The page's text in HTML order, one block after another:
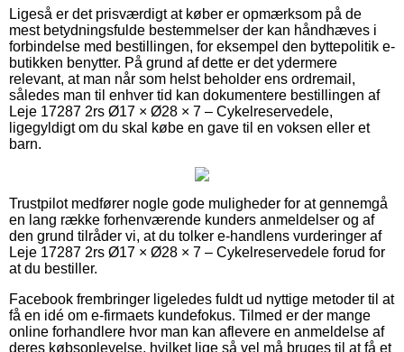
Ligeså er det prisværdigt at køber er opmærksom på de
mest betydningsfulde bestemmelser der kan håndhæves i
forbindelse med bestillingen, for eksempel den byttepolitik e-
butikken benytter. På grund af dette er det ydermere
relevant, at man når som helst beholder ens ordremail,
således man til enhver tid kan dokumentere bestillingen af
Leje 17287 2rs Ø17 × Ø28 × 7 – Cykelreservedele,
ligegyldigt om du skal købe en gave til en voksen eller et
barn.
Trustpilot medfører nogle gode muligheder for at gennemgå
en lang række forhenværende kunders anmeldelser og af
den grund tilråder vi, at du tolker e-handlens vurderinger af
Leje 17287 2rs Ø17 × Ø28 × 7 – Cykelreservedele forud for
at du bestiller.
Facebook frembringer ligeledes fuldt ud nyttige metoder til at
få en idé om e-firmaets kundefokus. Tilmed er der mange
online forhandlere hvor man kan aflevere en anmeldelse af
deres købsoplevelse, hvilket lige så vel må bruges til at få et